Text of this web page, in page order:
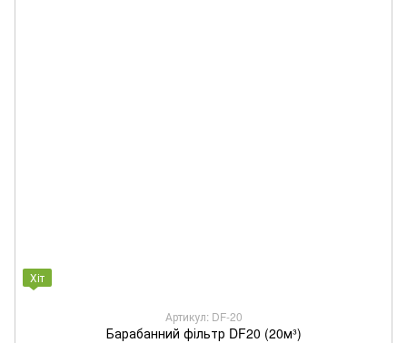
Хіт
Артикул: DF-20
Барабанний фільтр DF20 (20м³)